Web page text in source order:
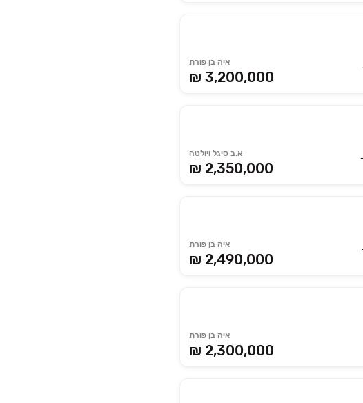
איה בן פורת
₪ 3,200,000
א.ב סיגל ויולטה
₪ 2,350,000
איה בן פורת
₪ 2,490,000
איה בן פורת
₪ 2,300,000